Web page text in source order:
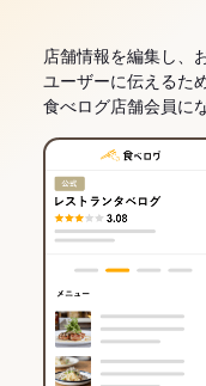
店舗情報を編集し、
ユーザーに伝えるた
食べログ店舗会員に